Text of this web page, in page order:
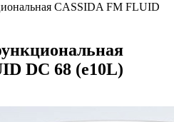
СASSIDA FM FLUID
DC 68 (e10L)